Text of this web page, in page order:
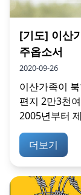
[기도] 이산
주옵소서
2020-09-26
이산가족이
편지 2만3천
2005년부터
더보기